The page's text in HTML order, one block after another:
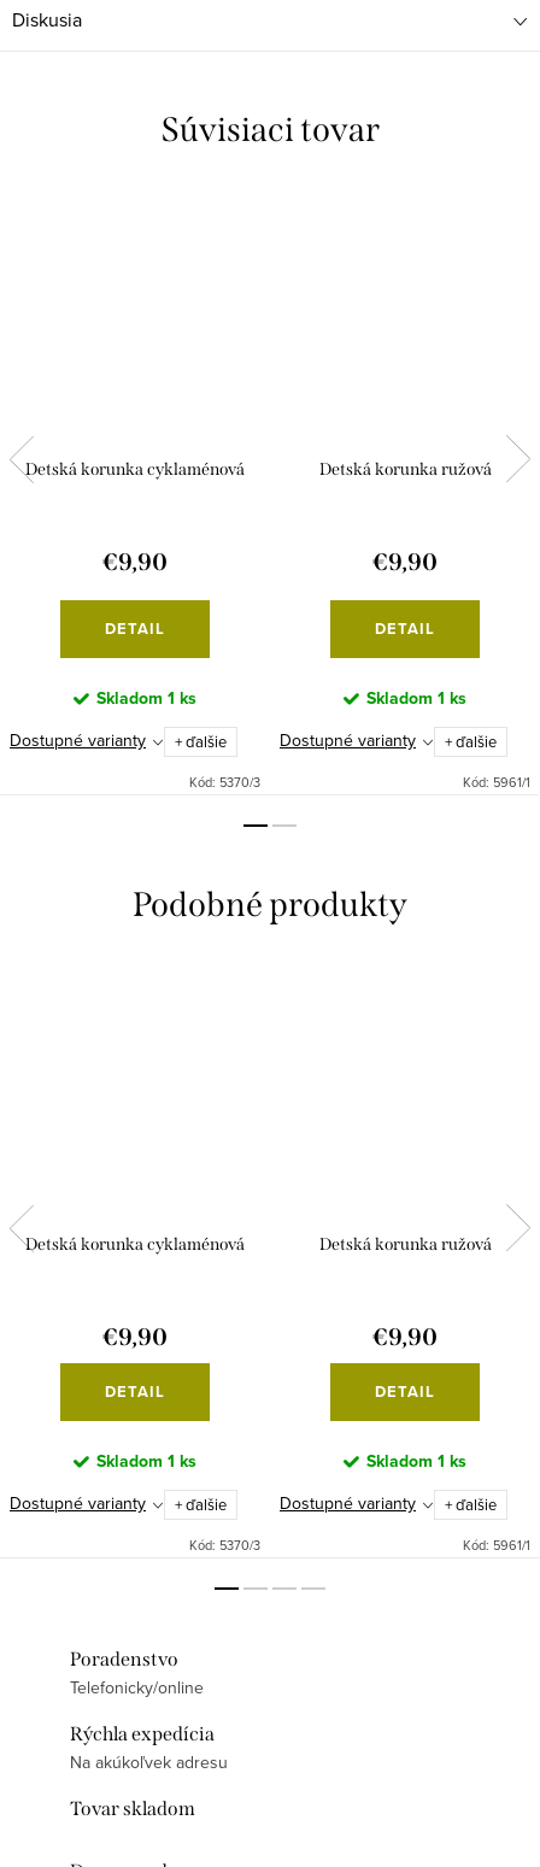
Diskusia
Súvisiaci tovar
Detská korunka cyklaménová
€9,90
DETAIL
Skladom 1 ks
Dostupné varianty + ďalšie
Kód: 5370/3
Detská korunka ružová
€9,90
DETAIL
Skladom 1 ks
Dostupné varianty + ďalšie
Kód: 5961/1
Detská korunka cyklaménová
€9,90
DETAIL
Skladom 1 ks
Dostupné varianty + ďalšie
Kód: 5370/3
Detská korunka ružová
€9,90
DETAIL
Skladom 1 ks
Dostupné varianty + ďalšie
Kód: 5961/1
Poradenstvo
Telefonicky/online
Rýchla expedícia
Na akúkoľvek adresu
Tovar skladom